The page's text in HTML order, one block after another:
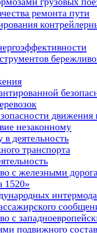
ремонта пути
движения
незаконному
в деятельность
транспорта
с железными
1520»
с
подвижного